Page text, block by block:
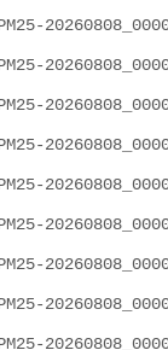
PM25-
PM25-
PM25-
PM25-
PM25-
PM25-
PM25-
PM25-
PM25-